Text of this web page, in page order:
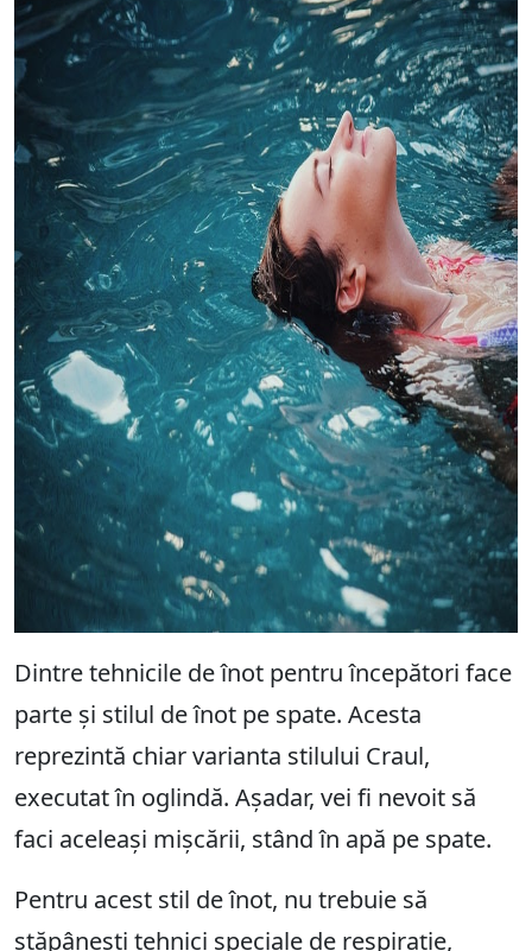
Dintre tehnicile de înot pentru începători face
parte și stilul de înot pe spate. Acesta
reprezintă chiar varianta stilului Craul,
executat în oglindă. Așadar, vei fi nevoit să
faci aceleași mișcării, stând în apă pe spate.
Pentru acest stil de înot, nu trebuie să
stăpânești tehnici speciale de respirație,